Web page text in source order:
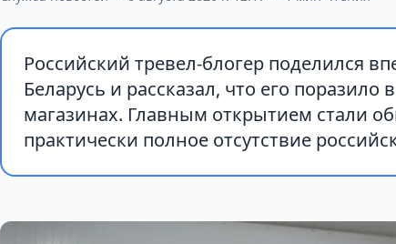
Российский тревел-блогер поделился
Беларусь и рассказал, что его
магазинах. Главным открытием стали
практически полное отсутствие